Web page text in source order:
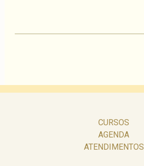
CURSOS
AGENDA
ATENDIMENTOS